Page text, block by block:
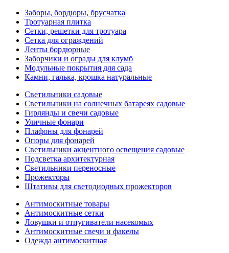
Заборы, бордюры, брусчатка
Тротуарная плитка
Сетки, решетки для тротуара
Сетка для ограждений
Ленты бордюрные
Заборчики и ограды для клумб
Модульные покрытия для сада
Камни, галька, крошка натуральные
Светильники садовые
Светильники на солнечных батареях садовые
Гирлянды и свечи садовые
Уличные фонари
Плафоны для фонарей
Опоры для фонарей
Светильники акцентного освещения садовые
Подсветка архитектурная
Светильники переносные
Прожекторы
Штативы для светодиодных прожекторов
Антимоскитные товары
Антимоскитные сетки
Ловушки и отпугиватели насекомых
Антимоскитные свечи и факелы
Одежда антимоскитная